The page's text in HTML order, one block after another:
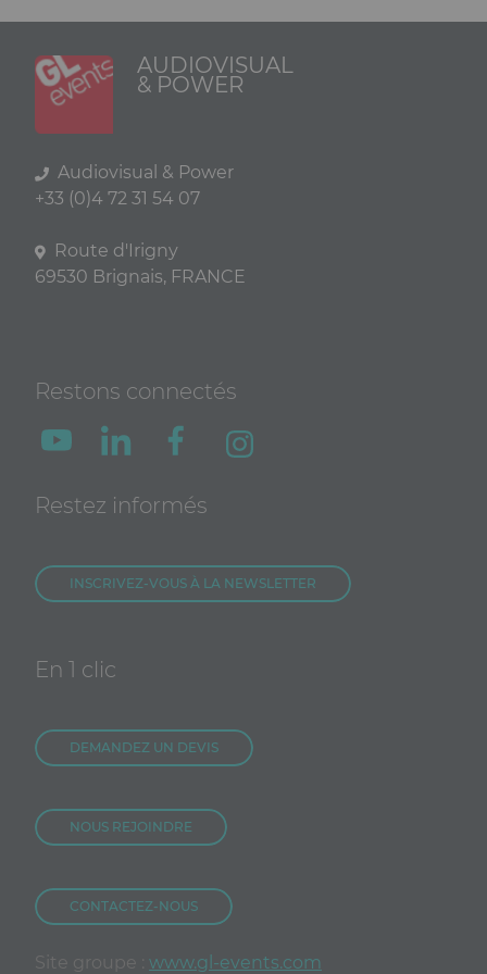
AUDIOVISUAL
& POWER
Audiovisual & Power
+33 (0)4 72 31 54 07
Route d'Irigny
69530 Brignais, FRANCE
Restons connectés
Restez informés
INSCRIVEZ-VOUS À LA NEWSLETTER
En 1 clic
DEMANDEZ UN DEVIS
NOUS REJOINDRE
CONTACTEZ-NOUS
Site groupe : www.gl-events.com